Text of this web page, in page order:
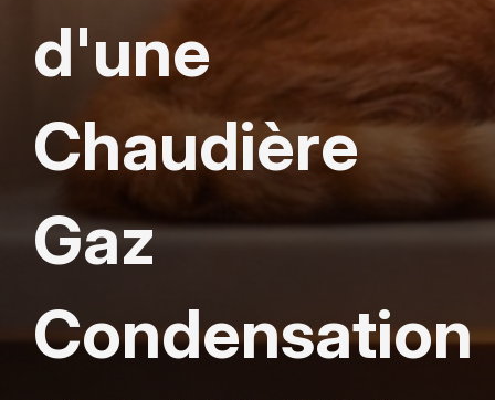
d'une
Chaudière
Gaz
Condensation